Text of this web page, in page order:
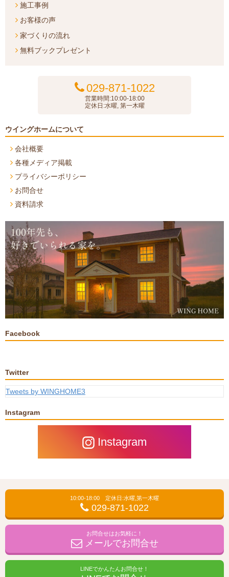
施工事例
お客様の声
家づくりの流れ
無料ブックプレゼント
029-871-1022
営業時間:10:00-18:00
定休日:水曜, 第一木曜
ウイングホームについて
会社概要
各種メディア掲載
プライバシーポリシー
お問合せ
資料請求
Facebook
Twitter
Tweets by WINGHOME3
Instagram
Instagram
10:00-18:00 定休日:水曜,第一木曜
029-871-1022
お問合せはお気軽に！
メールでお問合せ
LINEでかんたんお問合せ！